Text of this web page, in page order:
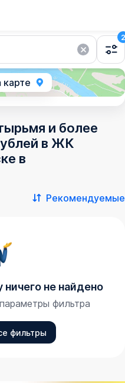
2
и более
в ЖК
в
Рекомендуемые
не найдено
фильтра
фильтры